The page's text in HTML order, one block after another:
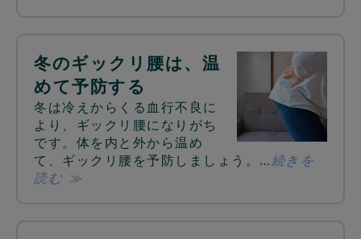
冬のギックリ腰は、温
めて予防する
冬は冷えからくる血行不良に
より、ギックリ腰になりがち
です。体を内と外から温め
て、ギックリ腰を予防しましょう。… 続きを
読む ≫